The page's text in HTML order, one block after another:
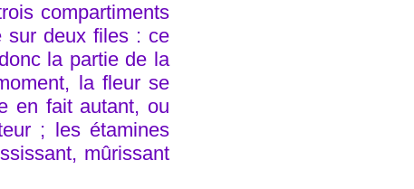
compartiments
sur deux files : ce
la partie de la
la fleur se
en fait autant, ou
; les étamines
mûrissant